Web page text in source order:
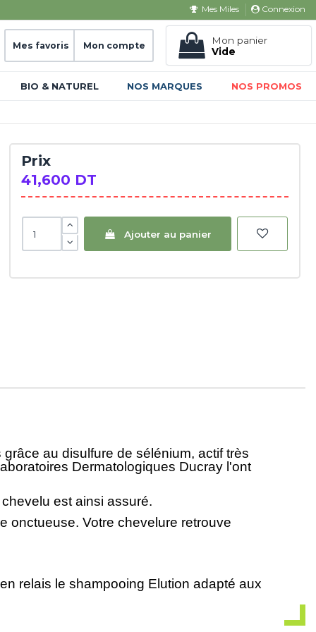
Mes Miles Connexion
Mes favoris Mon compte
Mon panier
Vide
BIO & NATUREL NOS MARQUES NOS PROMOS
Prix
41,600 DT
Ajouter au panier
au disulfure de sélénium, actif très
Dermatologiques Ducray l'ont
est ainsi assuré.
onctueuse. Votre chevelure retrouve
relais le shampooing Elution adapté aux